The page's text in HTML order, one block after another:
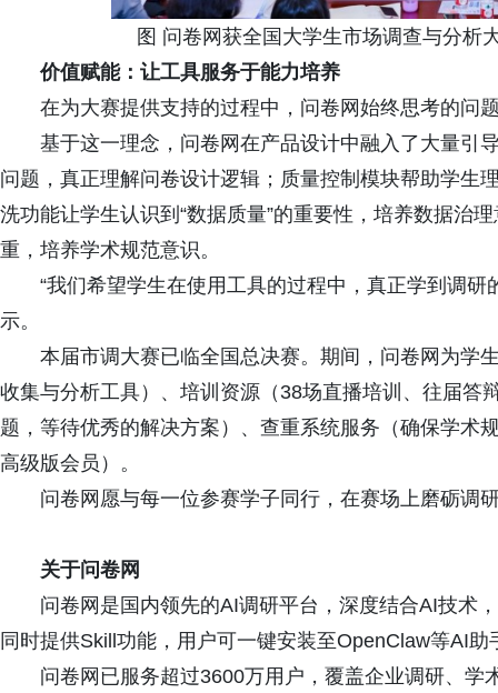
图 问卷网获全国大学生市场调查与分析
价值赋能：让工具服务于能力培养
在为大赛提供支持的过程中，问卷网始终思考的问
基于这一理念，问卷网在产品设计中融入了大量引
问题，真正理解问卷设计逻辑；质量控制模块帮助学生
洗功能让学生认识到“数据质量”的重要性，培养数据治
重，培养学术规范意识。
“我们希望学生在使用工具的过程中，真正学到调
示。
本届市调大赛已临全国总决赛。期间，问卷网为学
收集与分析工具）、培训资源（38场直播培训、往届答
题，等待优秀的解决方案）、查重系统服务（确保学术
高级版会员）。
问卷网愿与每一位参赛学子同行，在赛场上磨砺调
关于问卷网
问卷网是国内领先的AI调研平台，深度结合AI技术
同时提供Skill功能，用户可一键安装至OpenClaw等AI
问卷网已服务超过3600万用户，覆盖企业调研、